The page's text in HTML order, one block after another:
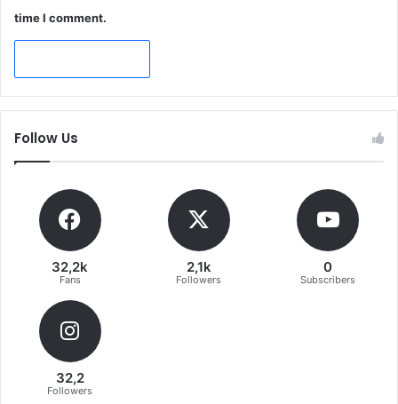
time I comment.
Follow Us
32,2k
Fans
2,1k
Followers
0
Subscribers
32,2
Followers